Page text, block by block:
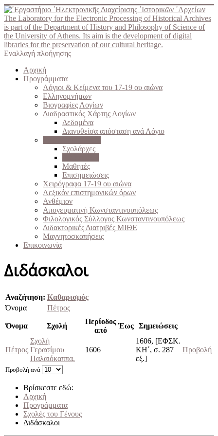
The Laboratory for the Electronic Processing of Historical Archives
is part of the Department of History and Philosophy of Science of
the University of Athens. Its aim is the development of digital
libraries for the preservation of our cultural heritage.
Εναλλαγή πλοήγησης
Αρχική
Προγράμματα
Λόγιοι & Κείμενα του 17-19 ου αιώνα
Ελληνομνήμων
Βιογραφίες Λογίων
Διαδραστικός Χάρτης Λογίων
Δεδομένα
Διανυθείσα απόσταση ανά Λόγιο
Σχολάρχες
Μαθητές
Επισημειώσεις
Χειρόγραφα 17-19 ου αιώνα
Λεξικόν επιστημονικών όρων
Ανθέμιον
Απογευματινή Κωνσταντινουπόλεως
Φιλολογικός Σύλλογος Κωνσταντινουπόλεως
Διδακτορικές Διατριβές ΜΙΘΕ
Μαγνητοσκοπήσεις
Επικοινωνία
Διδάσκαλοι
Αναζήτηση: Καθαρισμός
Όνομα
Πέτρος
Όνομα Σχολή
Περίοδος
από
Έως Σημειώσεις
Προβολή ανά
Πέτρος
Σχολή
Γερασίμου
Παλαιόκαππα.
1606
1606, [ΕΦΣΚ.
ΚΗ΄, σ. 287
εξ.]
Προβολή
Βρίσκεστε εδώ:
Αρχική
Προγράμματα
Σχολές του Γένους
Διδάσκαλοι